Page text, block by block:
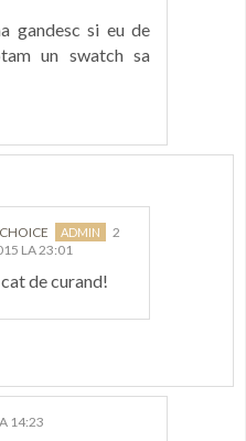
gandesc si eu de
un swatch sa
2
LA 23:01
de curand!
14:23